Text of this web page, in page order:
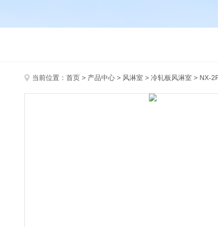
当前位置： 首页 > 产品中心 > 风淋室 > 冷轧板风淋室 > NX-